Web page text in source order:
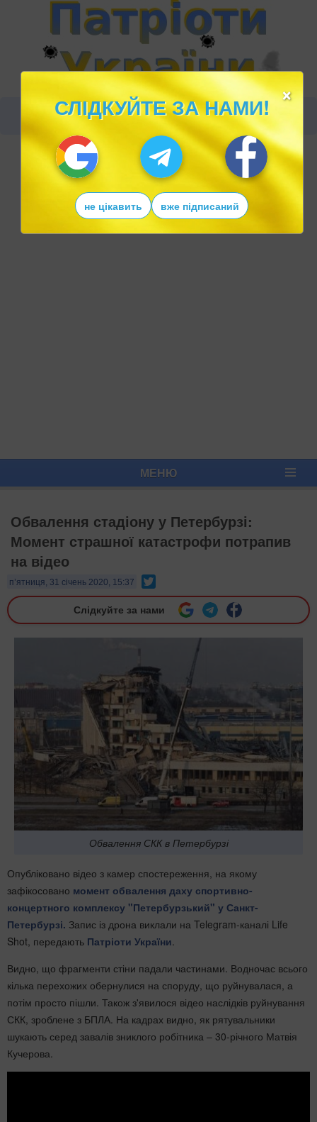
МЕНЮ
Обвалення стадіону у Петербурзі:
Момент страшної катастрофи потрапив
на відео
п’ятниця, 31 січень 2020, 15:37
Слідкуйте за нами
Обвалення СКК в Петербурзі
Опубліковано відео з камер спостереження, на якому
зафікосовано момент обвалення даху спортивно-
концертного комплексу "Петербурзький" у Санкт-
Петербурзі. Запис із дрона виклали на Telegram-каналі Life
Shot, передають Патріоти України.
Видно, що фрагменти стіни падали частинами. Водночас всього
кілька перехожих обернулися на споруду, що руйнувалася, а
потім просто пішли. Також з'явилося відео наслідків руйнування
СКК, зроблене з БПЛА. На кадрах видно, як рятувальники
шукають серед завалів зниклого робітника – 30-річного Матвія
Кучерова.
×
СЛІДКУЙТЕ ЗА НАМИ!
не цікавить вже підписаний